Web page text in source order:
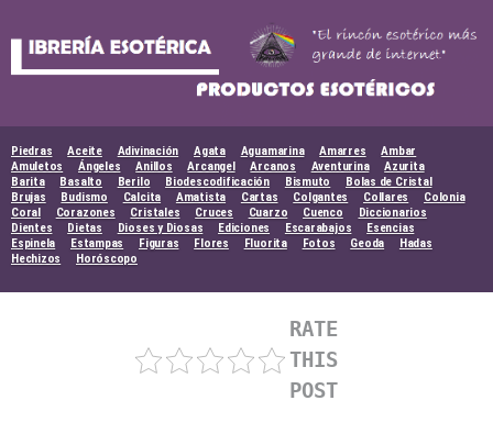
Piedras Aceite Adivinación Agata Aguamarina Amarres
Ambar
Amuletos
Ángeles Anillos Arcangel Arcanos Aventurina
Azurita
Barita
Basalto Berilo Biodescodificación Bismuto
Bolas de Cristal
Brujas
Budismo Calcita Amatista Cartas Colgantes Collares
Colonia
Coral
Corazones Cristales Cruces Cuarzo Cuenco
Diccionarios
Dientes
Dietas Dioses y Diosas Ediciones Escarabajos
Esencias
Espinela
Estampas Figuras Flores Fluorita Fotos Geoda
Hadas
Hechizos
Horóscopo
RATE
THIS
POST